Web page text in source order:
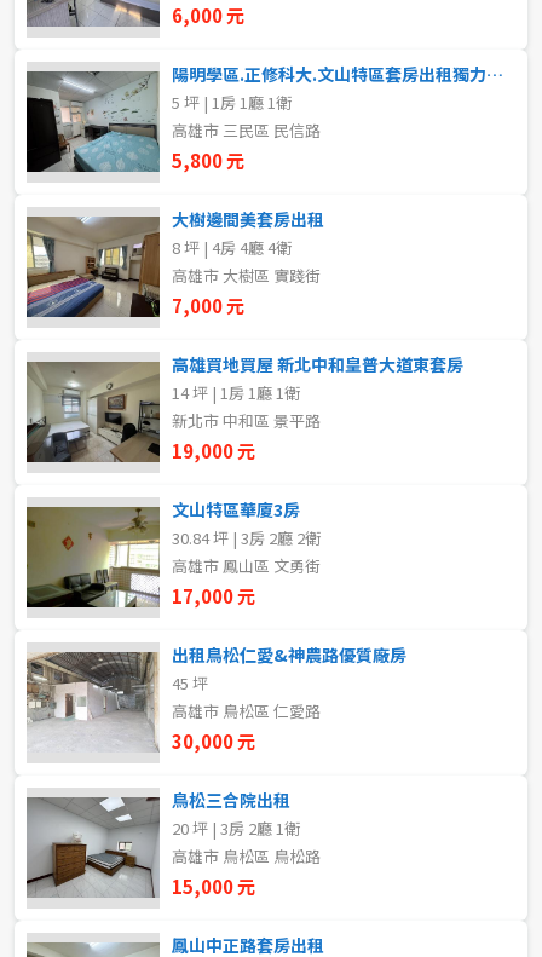
嘉義縣
台南市
高雄市
屏東縣
台東縣
花蓮縣
金門連江
40~50 坪
60~70 坪 70~80 坪
80坪以上
~
樓層
不拘
1樓
3樓
5~10樓
21樓以上
~ 樓
不拘
2房
6,000 元
陽明學區.正修科大.文山特區套房出租獨力洗衣機陽台
5 坪 | 1房 1廳 1衛
高雄市 三民區 民信路
5,800 元
大樹邊間美套房出租
8 坪 | 4房 4廳 4衛
高雄市 大樹區 實踐街
7,000 元
高雄買地買屋 新北中和皇普大道東套房
14 坪 | 1房 1廳 1衛
新北市 中和區 景平路
19,000 元
文山特區華廈3房
30.84 坪 | 3房 2廳 2衛
高雄市 鳳山區 文勇街
17,000 元
出租鳥松仁愛&神農路優質廠房
45 坪
高雄市 鳥松區 仁愛路
30,000 元
鳥松三合院出租
20 坪 | 3房 2廳 1衛
高雄市 鳥松區 鳥松路
15,000 元
鳳山中正路套房出租